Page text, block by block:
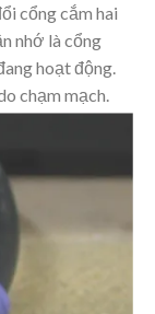
cổng cắm hai
nhớ là cổng
hoạt động.
chạm mạch.